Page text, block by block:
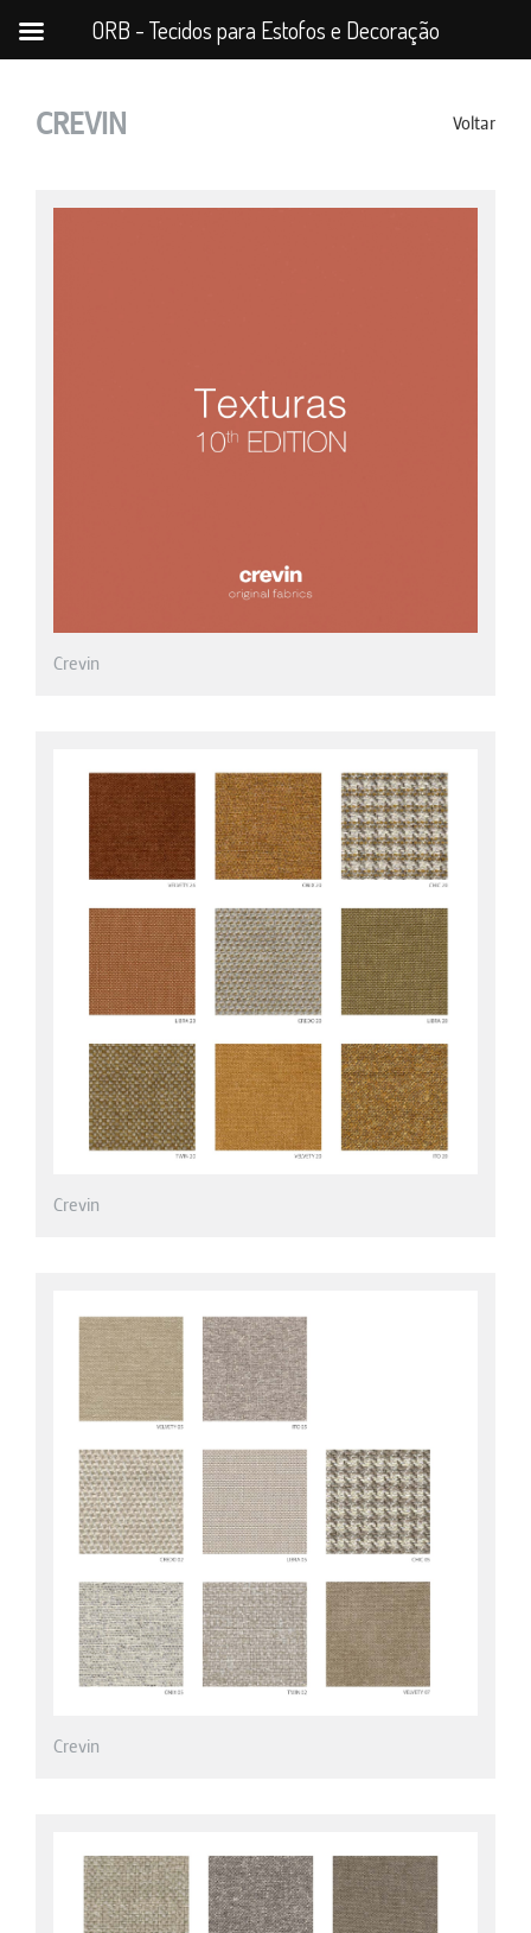
CREVIN Voltar
ORB - Tecidos para Estofos e Decoração